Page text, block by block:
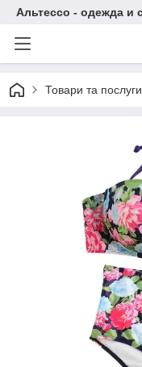
Альтессо - одежда и
Товари та послуги